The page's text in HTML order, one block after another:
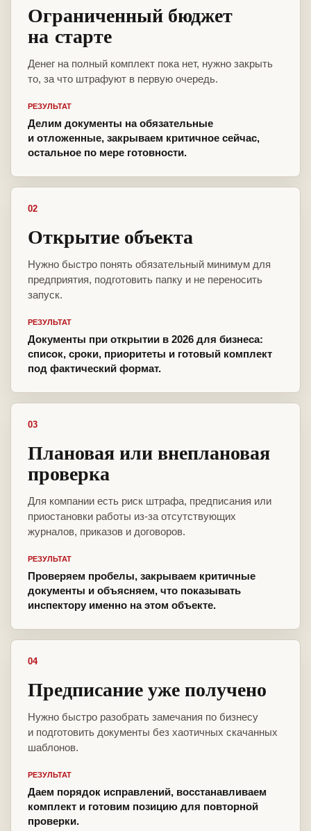
Ограниченный бюджет
на старте
Денег на полный комплект пока нет, нужно закрыть
то, за что штрафуют в первую очередь.
РЕЗУЛЬТАТ
Делим документы на обязательные
и отложенные, закрываем критичное сейчас,
остальное по мере готовности.
02
Открытие объекта
Нужно быстро понять обязательный минимум для
предприятия, подготовить папку и не переносить
запуск.
РЕЗУЛЬТАТ
Документы при открытии в 2026 для бизнеса:
список, сроки, приоритеты и готовый комплект
под фактический формат.
03
Плановая или внеплановая
проверка
Для компании есть риск штрафа, предписания или
приостановки работы из-за отсутствующих
журналов, приказов и договоров.
РЕЗУЛЬТАТ
Проверяем пробелы, закрываем критичные
документы и объясняем, что показывать
инспектору именно на этом объекте.
04
Предписание уже получено
Нужно быстро разобрать замечания по бизнесу
и подготовить документы без хаотичных скачанных
шаблонов.
РЕЗУЛЬТАТ
Даем порядок исправлений, восстанавливаем
комплект и готовим позицию для повторной
проверки.